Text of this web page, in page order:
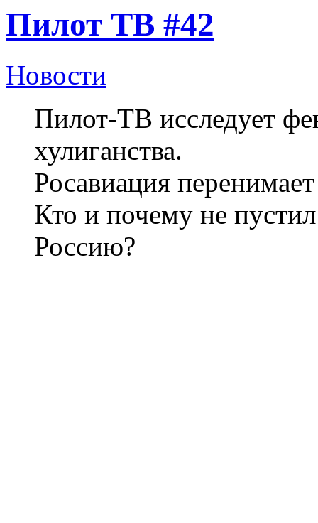
Пилот ТВ #42
Новости
Пилот-ТВ исследует
хулиганства.
Росавиация
Кто и почему не
Россию?